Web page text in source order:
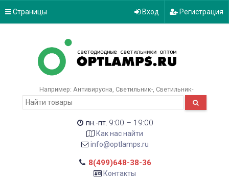
Страницы Вход Регистрация
Например: Антивирусна Светильник- Светильник-
пн.-пт. 9:00 – 19:00
Как нас найти
info@optlamps.ru
8(499)648-38-36
Контакты